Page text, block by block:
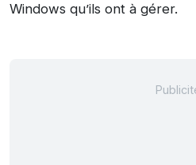
Windows qu’ils ont à gérer.